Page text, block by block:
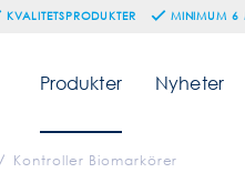
KVALITETSPRODUKTER MINIMUM 6
Produkter Nyheter
Kontroller Biomarkörer